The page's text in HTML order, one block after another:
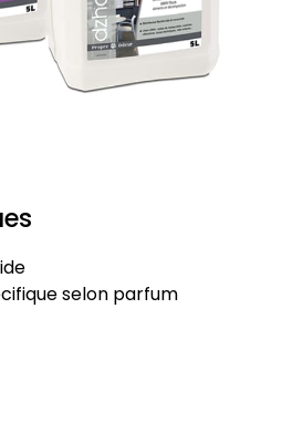
selon parfum